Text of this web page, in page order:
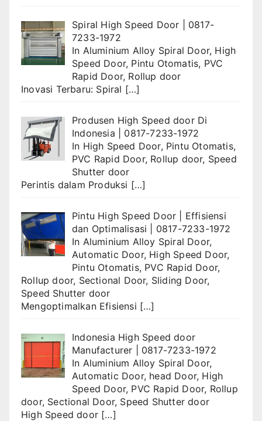
Spiral High Speed Door | 0817-
7233-1972
In Aluminium Alloy Spiral Door, High
Speed Door, Pintu Otomatis, PVC
Rapid Door, Rollup door
Inovasi Terbaru: Spiral […]
Produsen High Speed door Di
Indonesia | 0817-7233-1972
In High Speed Door, Pintu Otomatis,
PVC Rapid Door, Rollup door, Speed
Shutter door
Perintis dalam Produksi […]
Pintu High Speed Door | Effisiensi
dan Optimalisasi | 0817-7233-1972
In Aluminium Alloy Spiral Door,
Automatic Door, High Speed Door,
Pintu Otomatis, PVC Rapid Door,
Rollup door, Sectional Door, Sliding Door,
Speed Shutter door
Mengoptimalkan Efisiensi […]
Indonesia High Speed door
Manufacturer | 0817-7233-1972
In Aluminium Alloy Spiral Door,
Automatic Door, head Door, High
Speed Door, PVC Rapid Door, Rollup
door, Sectional Door, Speed Shutter door
High Speed door […]